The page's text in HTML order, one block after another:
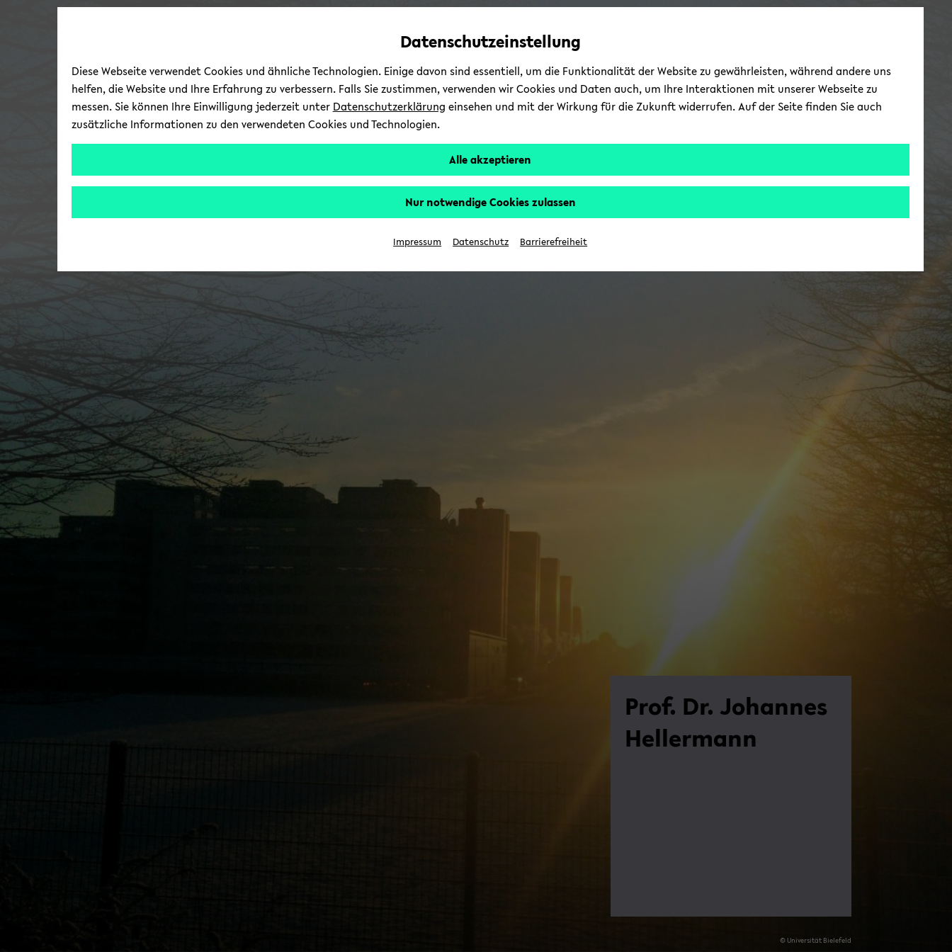
Automatische
vermeiden
skip
main
skip
main
skip
footer
Prof. Dr. Jo­han­nes
Hel­ler­mann
© Uni­ver­si­tät Bie­le­feld
Datenschutzeinstellung
Diese Webseite verwendet Cookies und ähnliche Technologien. Einige davon sind essentiell, um die Funktionalität der Website zu gewährleisten, während andere uns
helfen, die Website und Ihre Erfahrung zu verbessern. Falls Sie zustimmen, verwenden wir Cookies und Daten auch, um Ihre Interaktionen mit unserer Webseite zu
messen. Sie können Ihre Einwilligung jederzeit unter Datenschutzerklärung einsehen und mit der Wirkung für die Zukunft widerrufen. Auf der Seite finden Sie auch
zusätzliche Informationen zu den verwendeten Cookies und Technologien.
Alle akzeptieren
Nur notwendige Cookies zulassen
Impressum Datenschutz Barrierefreiheit